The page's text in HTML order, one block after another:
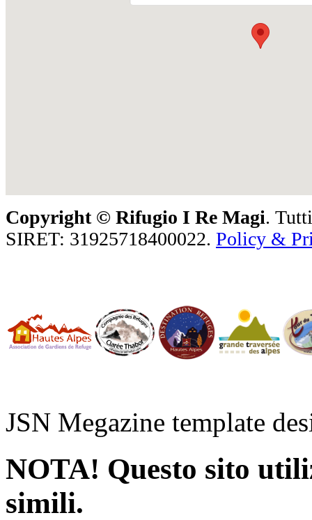
Copyright © Rifugio I Re Magi.
SIRET: 31925718400022. Policy &
JSN Megazine template
NOTA! Questo sito
simili.